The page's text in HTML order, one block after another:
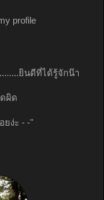
profile
ยินดีที่ได้รู้จักน๊า
ผิด
ง่ะ - -"